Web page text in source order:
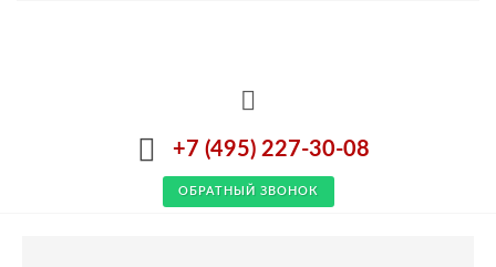
+7 (495) 227-30-08
ОБРАТНЫЙ ЗВОНОК